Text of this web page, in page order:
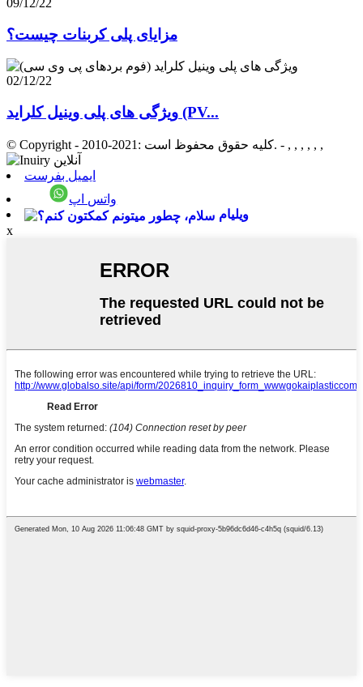
09/12/22
مزایای پلی کربنات چیست؟
02/12/22
ویژگی های پلی وینیل کلراید (PV...
© Copyright - 2010-2021: کلیه حقوق محفوظ است. - , , , , , ,
ایمیل بفرست
واتس اپ
ویلیام
x